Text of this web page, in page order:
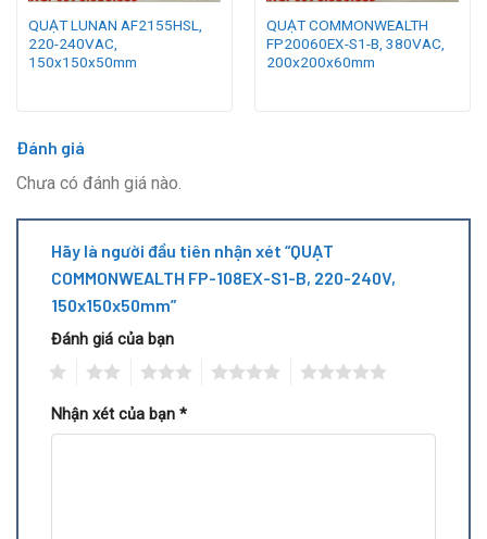
QUẠT LUNAN AF2155HSL,
220-240VAC,
150x150x50mm
QUẠT COMMONWEALTH
FP20060EX-S1-B, 380VAC,
200x200x60mm
Đánh giá
Chưa có đánh giá nào.
Hãy là người đầu tiên nhận xét “QUẠT
COMMONWEALTH FP-108EX-S1-B, 220-240V,
150x150x50mm”
Đánh giá của bạn
Nhận xét của bạn *